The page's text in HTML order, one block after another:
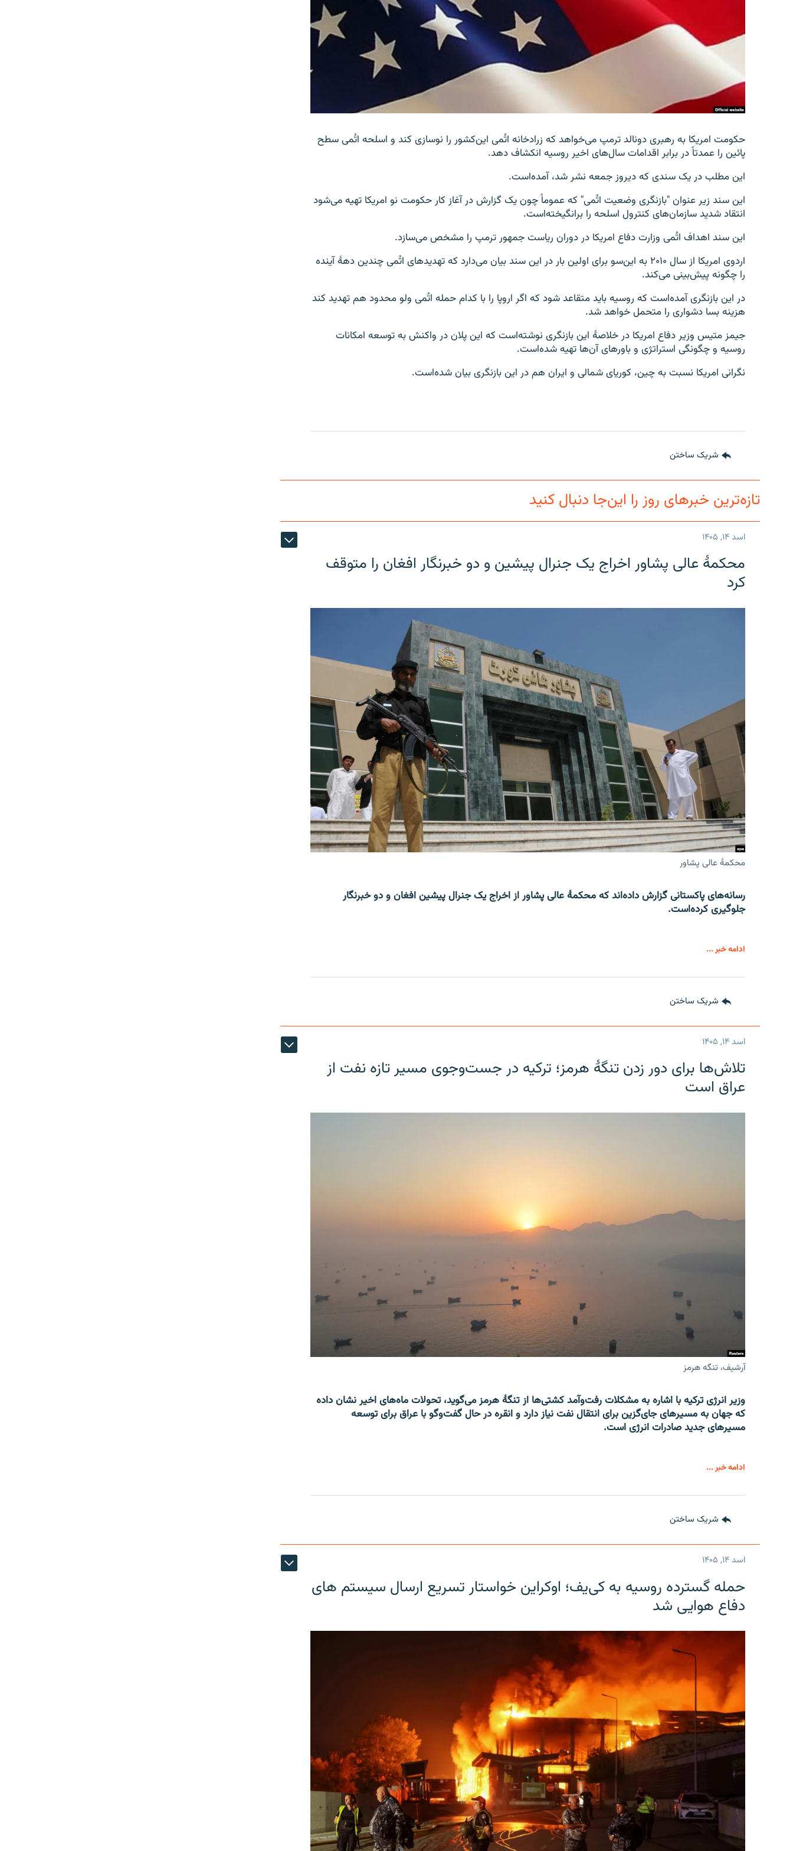
حکومت امریکا به رهبری دونالد ترمپ می‌خواهد که زرادخانه اتُمی این‌کشور را نوسازی کند و اسلحه اتُمی سطح
پائین را عمدتاً در برابر اقدامات سال‌های اخیر روسیه انکشاف دهد.
این مطلب در یک سندی که دیروز جمعه نشر شد، آمده‌است.
این سند زیر عنوان "بازنگری وضعیت اتُمی" که عموماً چون یک گزارش در آغاز کار حکومت نو امریکا تهیه می‌شود
انتقاد شدید سازمان‌های کنترول اسلحه را برانگیخته‌است.
این سند اهداف اتُمی وزارت دفاع امریکا در دوران ریاست جمهور ترمپ را مشخص می‌سازد.
اردوی امریکا از سال ۲۰۱۰ به این‌سو برای اولین بار در این سند بیان می‌‎دارد که تهدیدهای اتُمی چندین دهۀ آینده
را چگونه پیش‌بینی می‌کند.
در این بازنگری آمده‌است که روسیه باید متقاعد شود که اگر اروپا را با کدام حمله اتُمی ولو محدود هم تهدید کند
هزینه بسا دشواری را متحمل خواهد شد.
جیمز متیس وزیر دفاع امریکا در خلاصۀ این بازنگری نوشته‌است که این پلان در واکنش به توسعه امکانات
روسیه و چگونگی استراتژی و باورهای آن‌ها تهیه شده‌است.
نگرانی امریکا نسبت به چین، کوریای شمالی و ایران هم در این بازنگری بیان شده‌است.
شریک ساختن
تازه‌ترین خبرهای روز را این‌جا دنبال کنید
اسد ۱۴, ۱۴۰۵
محکمۀ عالی پشاور اخراج یک جنرال پیشین و دو خبرنگار افغان را متوقف
کرد
محکمۀ عالی پشاور
رسانه‌های پاکستانی گزارش داده‌اند که محکمۀ عالی پشاور از اخراج یک جنرال پیشین افغان و دو خبرنگار
جلوگیری کرده‌است.
ادامه خبر ...
شریک ساختن
اسد ۱۴, ۱۴۰۵
تلاش‌ها برای دور زدن تنگۀ هرمز؛ ترکیه در جست‌وجوی مسیر تازه نفت از
عراق است
آرشیف، تنگه هرمز
وزیر انرژی ترکیه با اشاره به مشکلات رفت‌وآمد کشتی‌ها از تنگۀ هرمز می‌گوید، تحولات ماه‌های اخیر نشان داده
که جهان به مسیرهای جای‌گزین برای انتقال نفت نیاز دارد و انقره در حال گفت‌وگو با عراق برای توسعه
مسیرهای جدید صادرات انرژی است.
ادامه خبر ...
شریک ساختن
اسد ۱۴, ۱۴۰۵
حمله گسترده روسیه به کی‌یف؛ اوکراین خواستار تسریع ارسال سیستم های
دفاع هوایی شد